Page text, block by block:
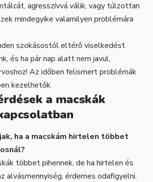
agresszívvá válik, vagy túlzottan
mindegyike valamilyen problémára
szokásostól eltérő viselkedést
és ha pár nap alatt nem javul,
Az időben felismert problémák
kezelhetők.
a macskák
ha a macskám hirtelen többet
többet pihennek, de ha hirtelen és
alvásmennyiség, érdemes odafigyelni.